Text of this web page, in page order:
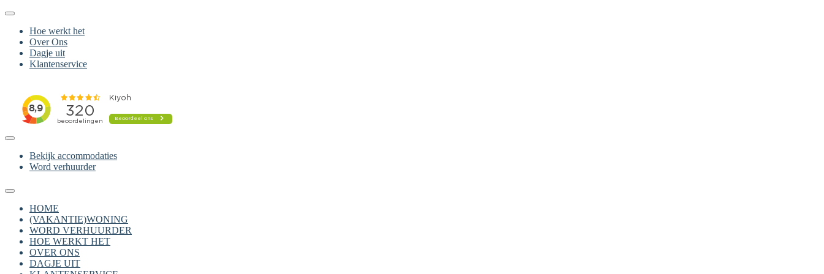
Hoe werkt het
Over Ons
Dagje uit
Klantenservice
Bekijk accommodaties
Word verhuurder
HOME
(VAKANTIE)WONING
WORD VERHUURDER
HOE WERKT HET
OVER ONS
DAGJE UIT